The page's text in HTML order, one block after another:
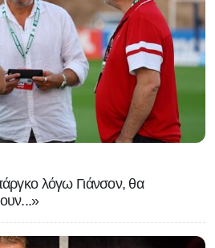
λόγω Γιάνσον, θα